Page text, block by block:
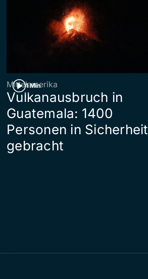
1 Min
Mittelamerika
Vulkanausbruch in
Guatemala: 1400
Personen in Sicherheit
gebracht